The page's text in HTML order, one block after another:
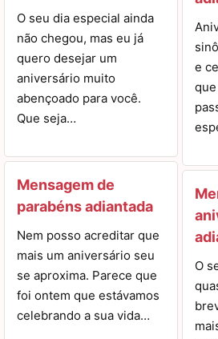
O seu dia especial ainda
não chegou, mas eu já
quero desejar um
aniversário muito
abençoado para você.
Que seja…
Mensagem de
parabéns adiantada
Nem posso acreditar que
mais um aniversário seu
se aproxima. Parece que
foi ontem que estávamos
celebrando a sua vida…
e
O